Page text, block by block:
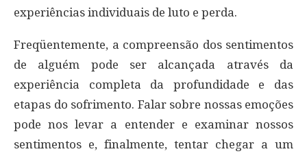
experiências individuais de luto e perda.
Freqüentemente, a compreensão dos sentimentos
de alguém pode ser alcançada através da
experiência completa da profundidade e das
etapas do sofrimento. Falar sobre nossas emoções
pode nos levar a entender e examinar nossos
sentimentos e, finalmente, tentar chegar a um